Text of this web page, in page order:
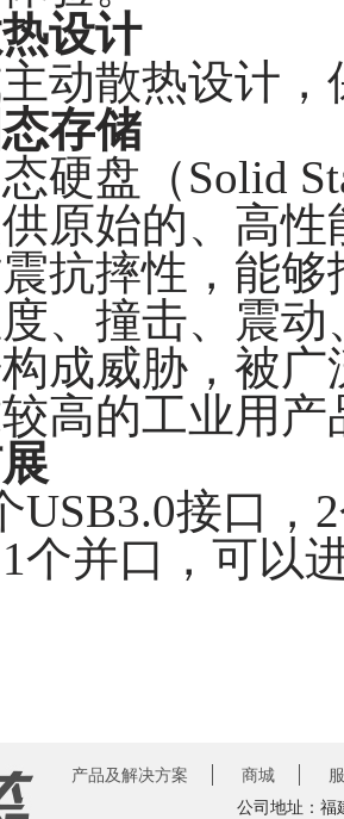
设计
动散热设计
存储
硬盘（Solid
原始的、高
抗摔性，能
、撞击、震
成威胁，被
高的工业用产
USB3.0接口，
个并口，可以
产品及解决方案 商城
公司地址：福